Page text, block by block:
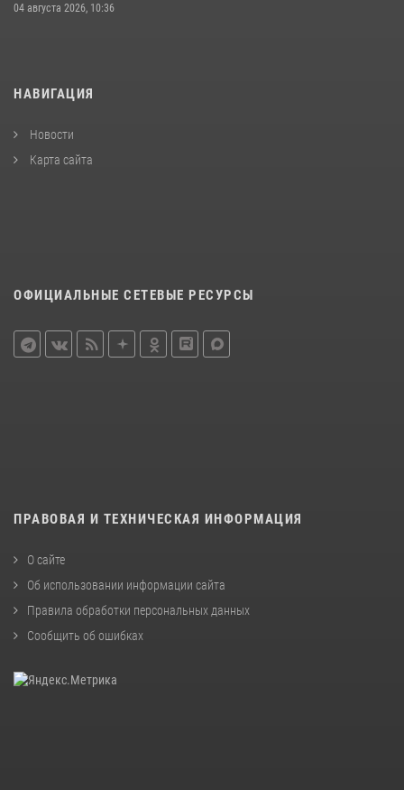
04 августа 2026, 10:36
НАВИГАЦИЯ
Новости
Карта сайта
ОФИЦИАЛЬНЫЕ СЕТЕВЫЕ РЕСУРСЫ
ПРАВОВАЯ И ТЕХНИЧЕСКАЯ ИНФОРМАЦИЯ
О сайте
Об использовании информации сайта
Правила обработки персональных данных
Сообщить об ошибках